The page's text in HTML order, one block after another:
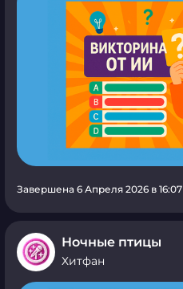
Завершена 6 Апреля 2026 в 16:07
Ночные птицы
Хитфан